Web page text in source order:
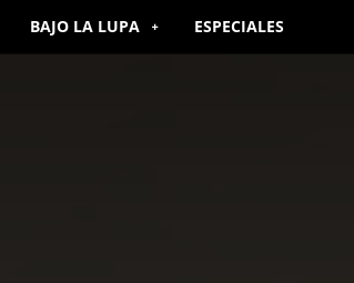
BAJO LA LUPA ESPECIALES